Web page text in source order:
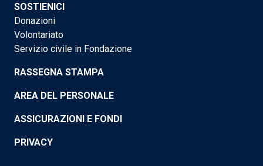
SOSTIENICI
Donazioni
Volontariato
Servizio civile in Fondazione
RASSEGNA STAMPA
AREA DEL PERSONALE
ASSICURAZIONI E FONDI
PRIVACY